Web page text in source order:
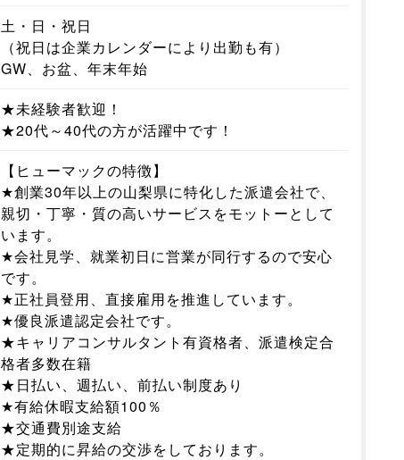
土・日・祝日
（祝日は企業カレンダーにより出勤も有）
GW、お盆、年末年始
★未経験者歓迎！
★20代～40代の方が活躍中です！
【ヒューマックの特徴】
★創業30年以上の山梨県に特化した派遣会社で、
親切・丁寧・質の高いサービスをモットーとして
います。
★会社見学、就業初日に営業が同行するので安心
です。
★正社員登用、直接雇用を推進しています。
★優良派遣認定会社です。
★キャリアコンサルタント有資格者、派遣検定合
格者多数在籍
★日払い、週払い、前払い制度あり
★有給休暇支給額100％
★交通費別途支給
★定期的に昇給の交渉をしております。